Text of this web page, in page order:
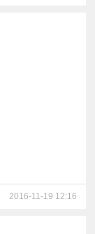
2016-11-19 12:16